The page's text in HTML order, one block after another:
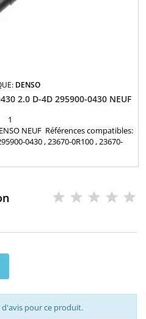
DENSO
2.0 D-4D 295900-0430 NEUF
1
NEUF Références compatibles:
0430 , 23670-0R100 , 23670-
d'avis pour ce produit.